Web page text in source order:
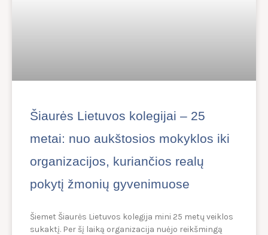
Šiaurės Lietuvos kolegijai – 25
metai: nuo aukštosios mokyklos iki
organizacijos, kuriančios realų
pokytį žmonių gyvenimuose
Šiemet Šiaurės Lietuvos kolegija mini 25 metų veiklos
sukaktį. Per šį laiką organizacija nuėjo reikšmingą